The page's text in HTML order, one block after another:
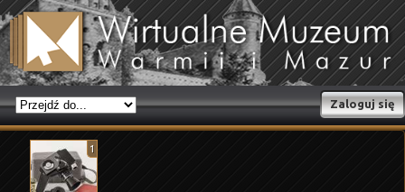
Zaloguj się
1